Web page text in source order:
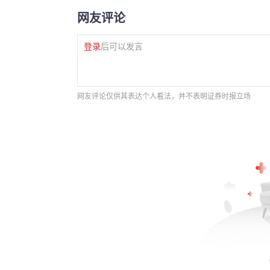
网友评论
登录后可以发言
网友评论仅供其表达个人看法，并不表明证券时报立场